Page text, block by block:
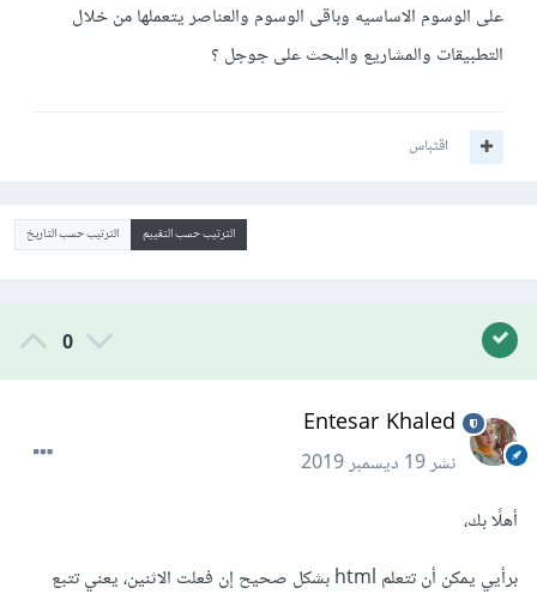
على الوسوم الاساسيه وباقى الوسوم والعناصر يتعملها من خلال
التطبيقات والمشاريع والبحث على جوجل ؟
اقتباس
الترتيب حسب التقييم الترتيب حسب التاريخ
0
Entesar Khaled
نشر19 ديسمبر 2019
أهلًا بك،
برأيي يمكن أن تتعلم html بشكل صحيح إن فعلت الاثنين، يعني تتبع